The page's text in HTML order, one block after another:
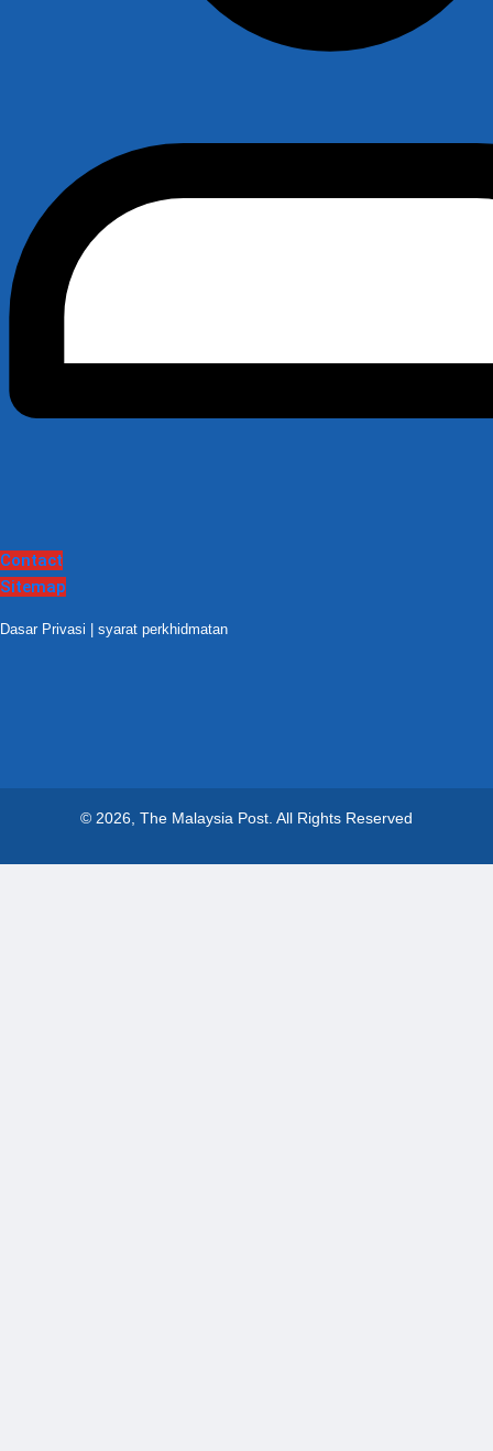
Contact
Sitemap
Dasar Privasi syarat perkhidmatan
© 2026, The Malaysia Post. All Rights Reserved